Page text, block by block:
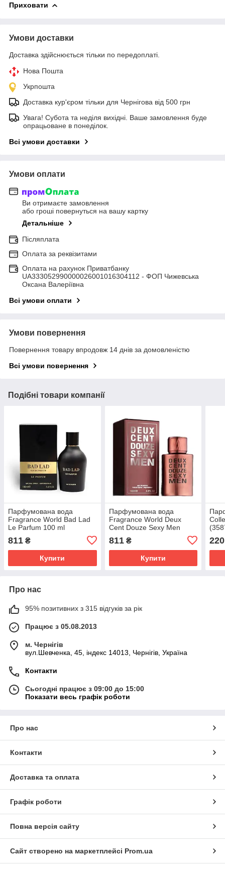
Приховати
Умови доставки
Доставка здійснюється тільки по передоплаті.
Нова Пошта
Укрпошта
Доставка кур'єром тільки для Чернігова від 500 грн
Увага! Субота та неділя вихідні. Ваше замовлення буде
опрацьоване в понеділок.
Всі умови доставки
Умови оплати
Ви отримаєте замовлення
або гроші повернуться на вашу картку
Детальніше
Післяплата
Оплата за реквізитами
Оплата на рахунок Приватбанку
UA333052990000026001016304112 - ФОП Чижевська
Оксана Валеріївна
Всі умови оплати
Умови повернення
Повернення товару впродовж 14 днів за домовленістю
Всі умови повернення
Подібні товари компанії
Парфумована вода
Fragrance World Bad Lad
Le Parfum 100 ml
811 ₴
Купити
Парфумована вода
Fragrance World Deux
Cent Douze Sexy Men
100ml (6290360374871)
811₴
Купити
220
Про нас
95% позитивних з 315 відгуків за рік
Працює з 05.08.2013
м. Чернігів
вул.Шевченка, 45, індекс 14013, Чернігів, Україна
Контакти
Сьогодні працює з 09:00 до 15:00
Показати весь графік роботи
Про нас
Контакти
Доставка та оплата
Графік роботи
Повна версія сайту
Сайт створено на маркетплейсі Prom.ua